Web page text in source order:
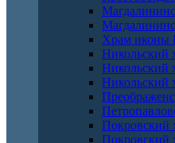
Храм иконы
Никольский
Никольский
Никольский
Покровский
Покровский